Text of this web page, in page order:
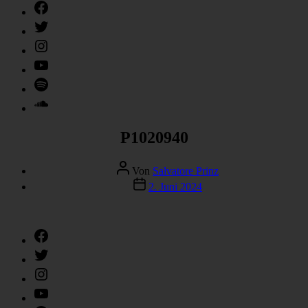
Facebook
Twitter
Instagram
YouTube
Spotify
SoundCloud
P1020940
Beitragsautor
Von Salvatore Prinz
Veröffentlichungsdatum
2. Juni 2024
Facebook
Twitter
Instagram
YouTube